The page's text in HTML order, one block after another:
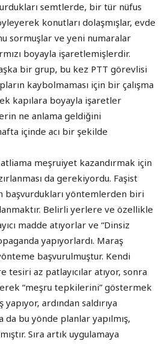
semtlerde, bir tür nüfus
konutları dolaşmışlar, evde
sormuşlar ve yeni numaralar
boyayla işaretlemişlerdir.
bir grup, bu kez PTT görevlisi
kaybolmaması için bir çalışma
kapılara boyayla işaretler
ne anlama geldiğini
içinde acı bir şekilde
meşruiyet kazandırmak için
da gerekiyordu. Faşist
başvurdukları yöntemlerden biri
Belirli yerlere ve özellikle
madde atıyorlar ve “Dinsiz
yapıyorlardı. Maraş
başvurulmuştur. Kendi
tesiri az patlayıcılar atıyor, sonra
“meşru tepkilerini” göstermek
ardından saldırıya
da bu yönde planlar yapılmış,
Sıra artık uygulamaya